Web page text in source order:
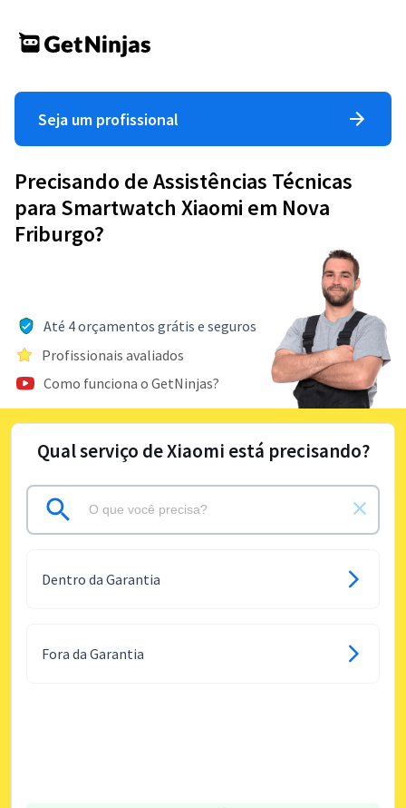
Seja um profissional
Precisando de Assistências Técnicas
para Smartwatch Xiaomi em Nova
Friburgo?
Até 4 orçamentos grátis e seguros
Profissionais avaliados
Como funciona o GetNinjas?
Qual serviço de Xiaomi está precisando?
Dentro da Garantia
Fora da Garantia